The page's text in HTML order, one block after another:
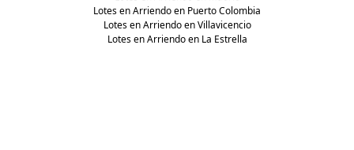
Lotes en Arriendo en Puerto Colombia
Lotes en Arriendo en Villavicencio
Lotes en Arriendo en La Estrella